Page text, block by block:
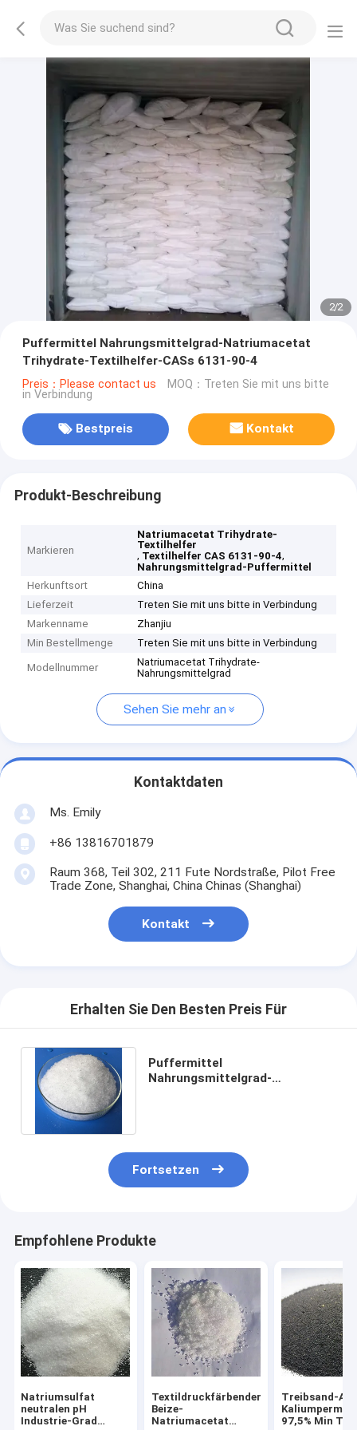
2/2
Puffermittel Nahrungsmittelgrad-Natriumacetat
Trihydrate-Textilhelfer-CASs 6131-90-4
Preis：Please contact us MOQ：Treten Sie mit uns bitte
in Verbindung
Bestpreis Kontakt
Produkt-Beschreibung
Markieren
Natriumacetat Trihydrate-
Textilhelfer
, Textilhelfer CAS 6131-90-4,
Nahrungsmittelgrad-Puffermittel
Herkunftsort
China
Lieferzeit
Treten Sie mit uns bitte in Verbindung
Markenname
Zhanjiu
Min Bestellmenge
Treten Sie mit uns bitte in Verbindung
Modellnummer
Natriumacetat Trihydrate-
Nahrungsmittelgrad
Sehen Sie mehr an
Kontaktdaten
Ms. Emily
+86 13816701879
Raum 368, Teil 302, 211 Fute Nordstraße, Pilot Free
Trade Zone, Shanghai, China Chinas (Shanghai)
Kontakt
Erhalten Sie Den Besten Preis Für
Puffermittel
Nahrungsmittelgrad-
Fortsetzen
Empfohlene Produkte
Natriumsulfat
neutralen pH
Industrie-Grad
Textildruckfärbender
Beize-
Natriumacetat
Treibsand-Art
97,5% Min